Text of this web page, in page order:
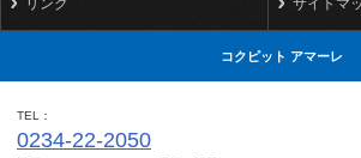
リンク サイトマ
コクピット アマーレ
TEL
0234-22-2050